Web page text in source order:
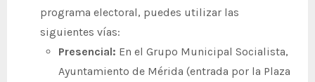
programa electoral, puedes utilizar las
siguientes vías:
Presencial: En el Grupo Municipal Socialista,
Ayuntamiento de Mérida (entrada por la Plaza